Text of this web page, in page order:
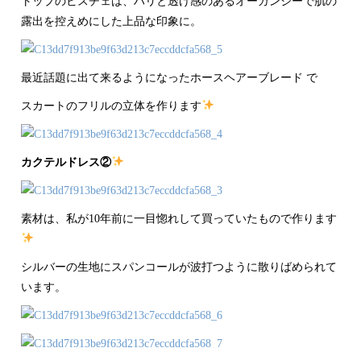
露出を控えめにした上品な印象に。
最近話題に出て来るようになったホースヘアーブレード で
スカートのフリルの立体を作ります
カクテルドレス②
素材は、私が10年前に一目惚れして買っていたもので作ります
シルバーの生地にスパンコールが波打つように散りばめられて
います。